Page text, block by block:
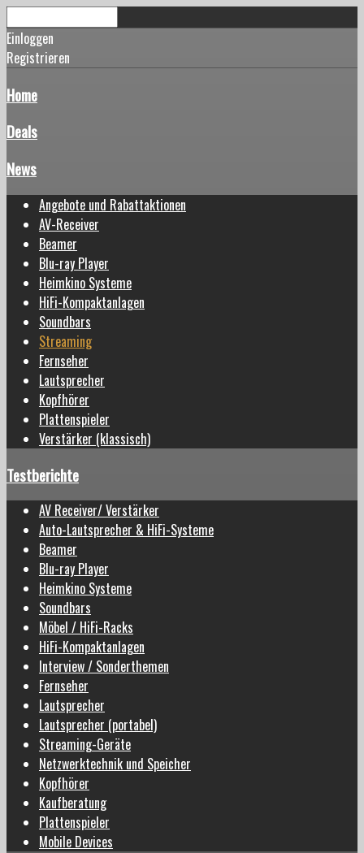
Einloggen
Registrieren
Home
Deals
News
Angebote und Rabattaktionen
AV-Receiver
Beamer
Blu-ray Player
Heimkino Systeme
HiFi-Kompaktanlagen
Soundbars
Streaming
Fernseher
Lautsprecher
Kopfhörer
Plattenspieler
Verstärker (klassisch)
Testberichte
AV Receiver/ Verstärker
Auto-Lautsprecher & HiFi-Systeme
Beamer
Blu-ray Player
Heimkino Systeme
Soundbars
Möbel / HiFi-Racks
HiFi-Kompaktanlagen
Interview / Sonderthemen
Fernseher
Lautsprecher
Lautsprecher (portabel)
Streaming-Geräte
Netzwerktechnik und Speicher
Kopfhörer
Kaufberatung
Plattenspieler
Mobile Devices